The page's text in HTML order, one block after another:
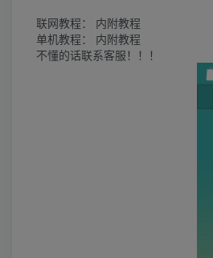
联网教程： 内附教程
单机教程： 内附教程
不懂的话联系客服！！！